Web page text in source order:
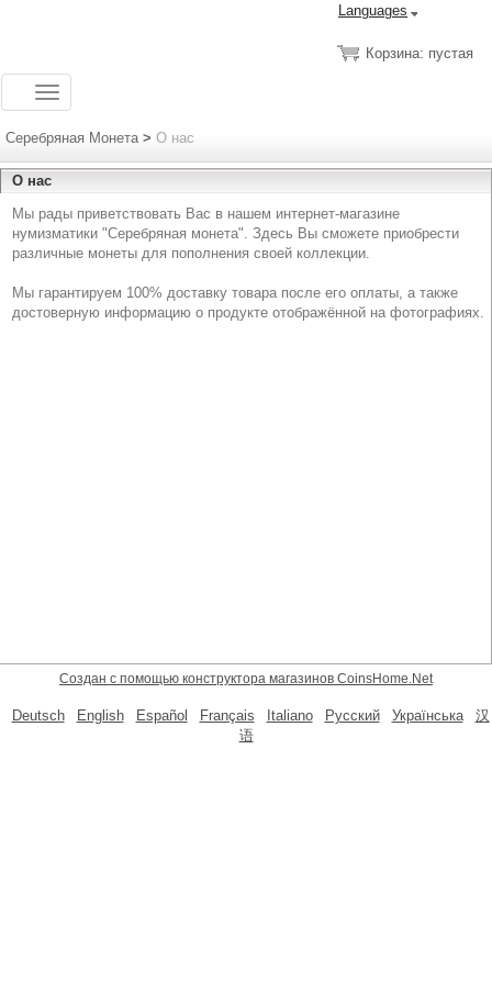
Languages
Корзина: пустая
Toggle
navigation
Серебряная Монета> О нас
О нас
Мы рады приветствовать Вас в нашем интернет-магазине
нумизматики "Серебряная монета". Здесь Вы сможете приобрести
различные монеты для пополнения своей коллекции.
Мы гарантируем 100% доставку товара после его оплаты, а также
достоверную информацию о продукте отображённой на фотографиях.
Cоздан с помощью конструктора магазинов CoinsHome.Net
Deutsch English Español Français Italiano Русский Українська
汉
语